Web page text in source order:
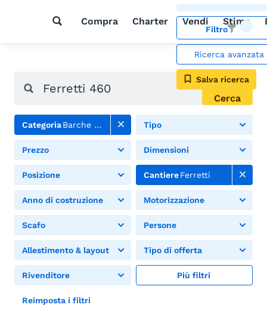
Compra Charter Vendi Stima
Filtro
Ricerca avanzata
Salva ricerca
Cerca
CategoriaBarche a motore Tipo
Prezzo Dimensioni
Posizione CantiereFerretti
Anno di costruzione Motorizzazione
Scafo Persone
Allestimento & layout Tipo di offerta
Rivenditore Più filtri
Reimposta i filtri